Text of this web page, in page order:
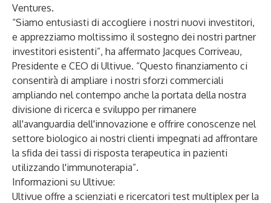
Ventures.
“Siamo entusiasti di accogliere i nostri nuovi investitori,
e apprezziamo moltissimo il sostegno dei nostri partner
investitori esistenti”, ha affermato Jacques Corriveau,
Presidente e CEO di Ultivue. “Questo finanziamento ci
consentirà di ampliare i nostri sforzi commerciali
ampliando nel contempo anche la portata della nostra
divisione di ricerca e sviluppo per rimanere
all'avanguardia dell'innovazione e offrire conoscenze nel
settore biologico ai nostri clienti impegnati ad affrontare
la sfida dei tassi di risposta terapeutica in pazienti
utilizzando l'immunoterapia”.
Informazioni su Ultivue:
Ultivue offre a scienziati e ricercatori test multiplex per la